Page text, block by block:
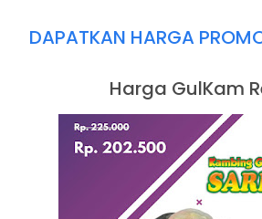
DAPATKAN HARGA
Harga GulKam